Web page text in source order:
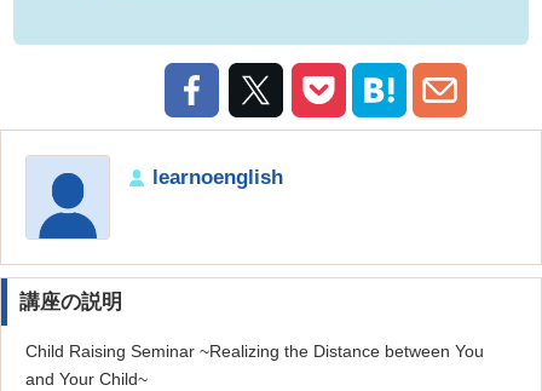
learnoenglish
講座の説明
Child Raising Seminar ~Realizing the Distance between You
and Your Child~